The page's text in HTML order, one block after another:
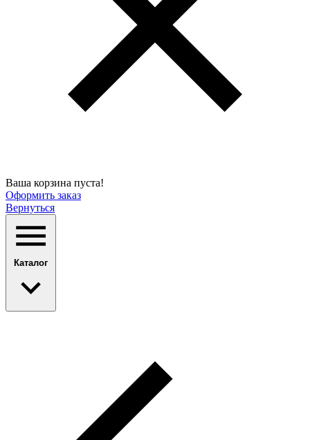
Ваша корзина пуста!
Оформить заказ
Вернуться
Каталог